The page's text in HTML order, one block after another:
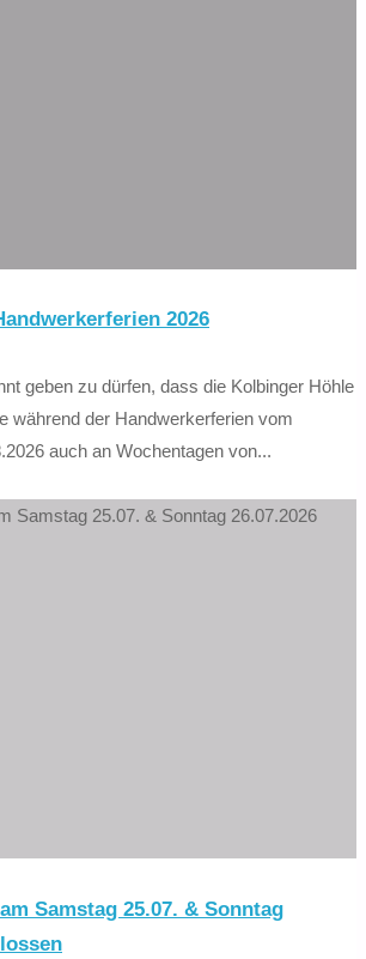
2026
geben zu dürfen, dass die Kolbinger Höhle
während der Handwerkerferien vom
auch an Wochentagen von...
Samstag 25.07. & Sonntag